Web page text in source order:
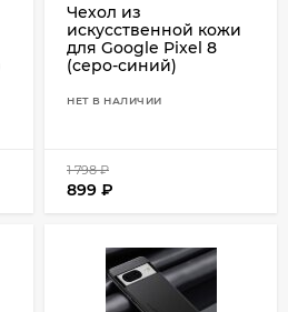
Чехол из
искусственной кожи
для Google Pixel 8
(серо-синий)
НЕТ В НАЛИЧИИ
1 798₽
899 ₽